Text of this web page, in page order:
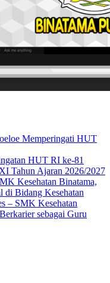
Memperingati HUT
HUT RI ke-81
Tahun Ajaran 2026/2027
Kesehatan Binatama,
di Bidang Kesehatan
– SMK Kesehatan
sebagai Guru